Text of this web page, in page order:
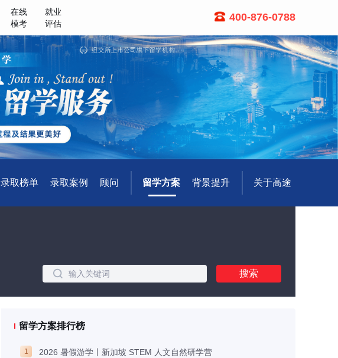
在线
模考
就业
评估
400-876-0788
录取榜单 录取案例 顾问 留学方案 背景提升 关于高途
搜索
留学方案排行榜
1 2026 暑假游学丨新加坡 STEM 人文自然研学营